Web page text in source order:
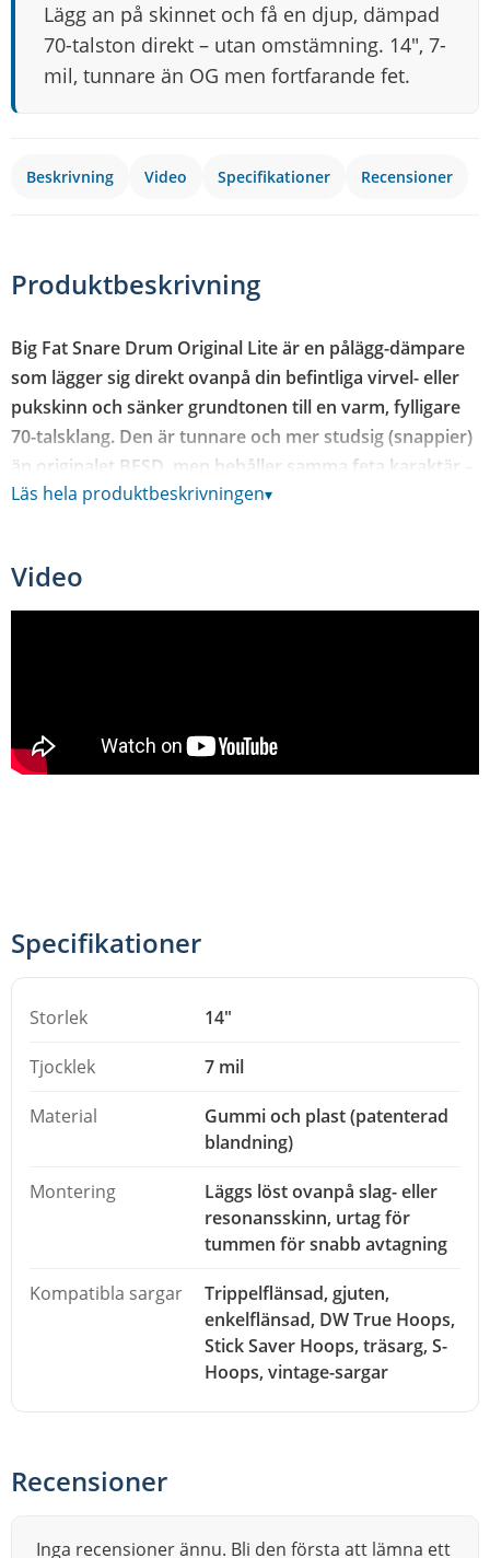
Lägg an på skinnet och få en djup, dämpad
70-talston direkt – utan omstämning. 14", 7-
mil, tunnare än OG men fortfarande fet.
Beskrivning Video Specifikationer Recensioner
Produktbeskrivning
Big Fat Snare Drum Original Lite är en pålägg-dämpare
som lägger sig direkt ovanpå din befintliga virvel- eller
pukskinn och sänker grundtonen till en varm, fylligare
70-talsklang. Den är tunnare och mer studsig (snappier)
än originalet BFSD, men behåller samma feta karaktär –
utan att du behöver stämma om eller släpa med extra
Tekniken bygger på en patenterad blandning av gummi
och plast som ligger löst ovanpå skinnet. Resultatet blir
Konstruktion och montering
Skivan har ett urtag för tummen så att den snabbt går
BFSD Original Lite fungerar med de vanligaste
sargtyperna på marknaden:
Gjuten sarg (Die Cast Hoops)
DW True Hoops
Träsarg (Wood Hoops)
För vem
Ett bra val om du vill kunna växla mellan en modern, ljus
virveltrumma och en djup, dämpad vintageton utan att
Läs hela produktbeskrivningen▾
Video
Specifikationer
Storlek 14"
Tjocklek 7 mil
Material
Gummi och plast (patenterad
blandning)
Montering
Läggs löst ovanpå slag- eller
resonansskinn, urtag för
tummen för snabb avtagning
Kompatibla sargar
Trippelflänsad, gjuten,
enkelflänsad, DW True Hoops,
Stick Saver Hoops, träsarg, S-
Hoops, vintage-sargar
Recensioner
Inga recensioner ännu. Bli den första att lämna ett